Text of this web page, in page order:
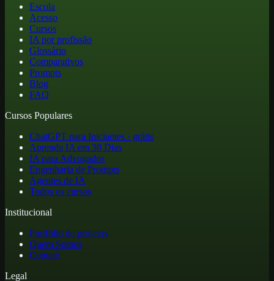
Escola
Acesso
Cursos
IA por profissão
Glossário
Comparativos
Prompts
Blog
FAQ
Cursos Populares
ChatGPT para Iniciantes · grátis
Aprenda IA em 30 Dias
IA para Advogados
Engenharia de Prompts
Agentes de IA
Todos os cursos
Institucional
Portfólio de projetos
Quem Somos
Contato
Legal